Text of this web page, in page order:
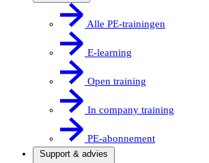
Alle PE-trainingen
E-learning
Open training
In company training
PE-abonnement
Support & advies